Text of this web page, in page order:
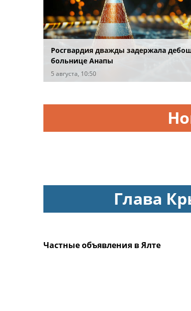
Росгвардия дважды задержала
больнице Анапы
5 августа, 10:50
Глава
Частные объявления в Ялте